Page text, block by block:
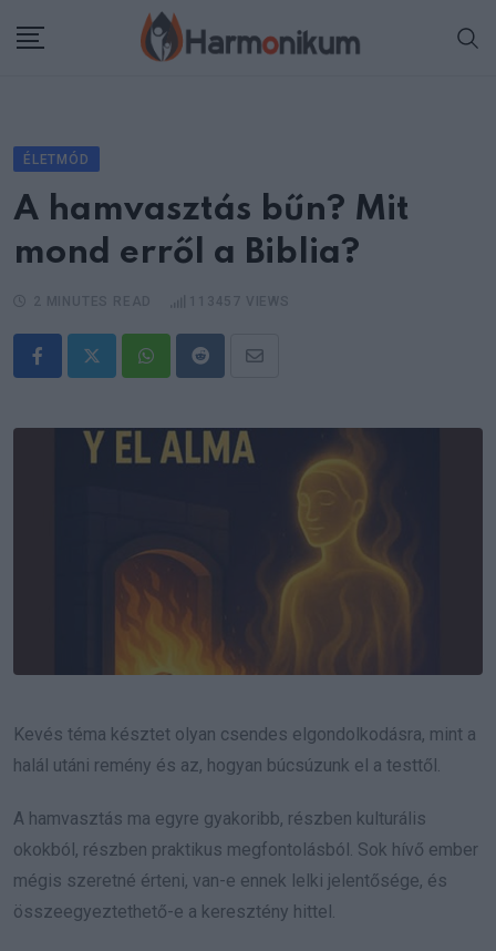
ÉLETMÓD
A hamvasztás bűn? Mit
mond erről a Biblia?
WhatsappRedditShare
Email
Kevés téma késztet olyan csendes elgondolkodásra, mint a
halál utáni remény és az, hogyan búcsúzunk el a testtől.
A hamvasztás ma egyre gyakoribb, részben kulturális
okokból, részben praktikus megfontolásból. Sok hívő ember
mégis szeretné érteni, van-e ennek lelki jelentősége, és
összeegyeztethető-e a keresztény hittel.